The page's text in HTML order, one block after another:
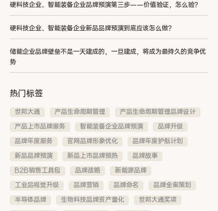
硬科技企业、智能装备企业品牌预演第三步——价值验证，怎么验？
硬科技企业、智能装备企业新品品牌预演到底应该怎么做？
储能企业品牌壁垒不是一天建成的，一旦建成，将成为最持久的竞争优
势
热门标签
世邦大通 产品生命周期管理
产品生命周期管理品牌设计
产品上市品牌服务
智能装备企业品牌预演
品牌升级
品牌年度服务
官网品牌形象优化
品牌年度护航计划
新品品牌预演
新品上市品牌预热
品牌故事
B2B销售工具包
品牌战略
新能源品牌
工业品视觉升级
品牌营销 品牌命名
品牌全案策划
半导体品牌
生物科技品牌资产量化
世邦大通奖项